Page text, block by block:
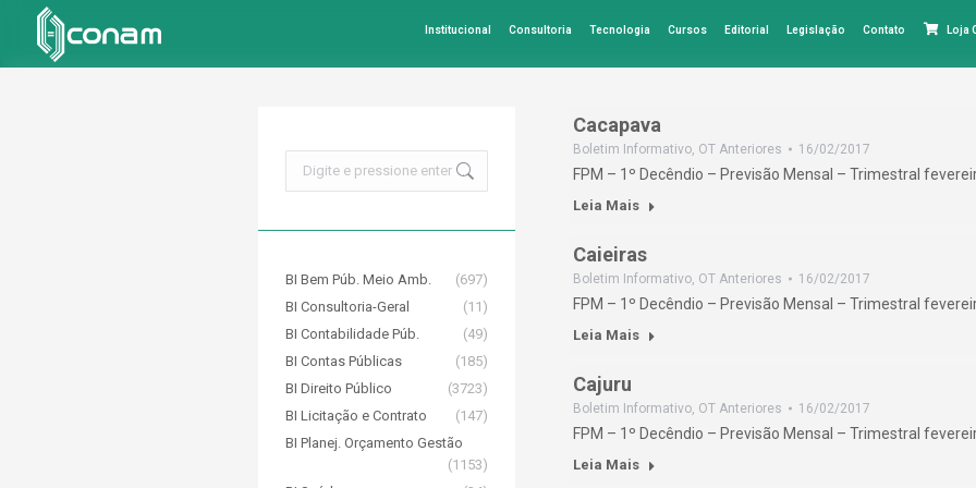
Institucional Consultoria Tecnologia Cursos Editorial Legislação Contato Loja
Cacapava
Boletim Informativo, OT Anteriores 16/02/2017
FPM – 1º Decêndio – Previsão Mensal – Trimestral
Leia Mais
Caieiras
Boletim Informativo, OT Anteriores 16/02/2017
FPM – 1º Decêndio – Previsão Mensal – Trimestral
Leia Mais
Cajuru
Boletim Informativo, OT Anteriores 16/02/2017
FPM – 1º Decêndio – Previsão Mensal – Trimestral
Leia Mais
BI Bem Púb. Meio Amb.
(697)
BI Consultoria-Geral
(11)
BI Contabilidade Púb.
(49)
BI Contas Públicas
(185)
BI Direito Público
(3723)
BI Licitação e Contrato
(147)
BI Planej. Orçamento Gestão
(1153)